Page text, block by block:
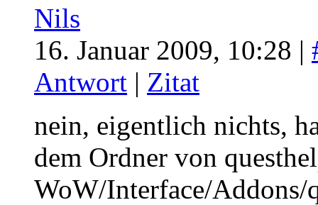
Nils
16. Januar 2009, 10:28 |
Antwort | Zitat
nein, eigentlich nichts,
dem Ordner von
WoW/Interface/